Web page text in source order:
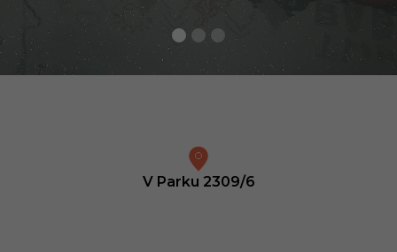
V Parku 2309/6